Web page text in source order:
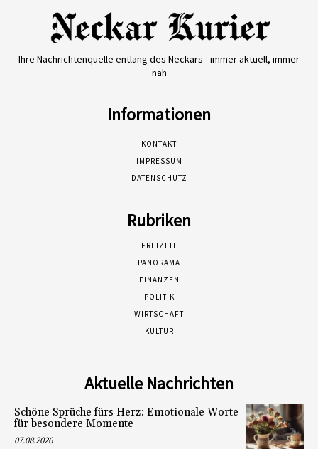
Ihre Nachrichtenquelle entlang des Neckars - immer aktuell, immer
nah
Informationen
KONTAKT
IMPRESSUM
DATENSCHUTZ
Rubriken
FREIZEIT
PANORAMA
FINANZEN
POLITIK
WIRTSCHAFT
KULTUR
Aktuelle Nachrichten
Schöne Sprüche fürs Herz: Emotionale Worte
für besondere Momente
07.08.2026